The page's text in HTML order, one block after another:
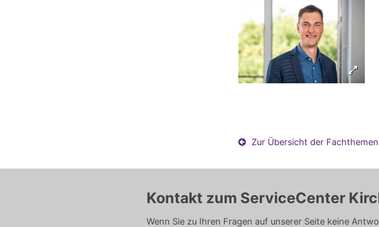
Zur Übersicht der Fachthemen
Kontakt zum ServiceCenter
Wenn Sie zu Ihren Fragen auf unserer Seite keine